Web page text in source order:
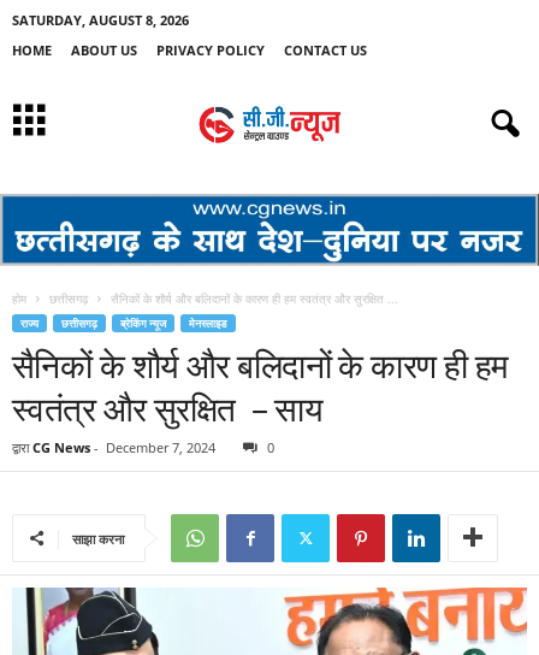
SATURDAY, AUGUST 8, 2026
HOME
ABOUT US PRIVACY POLICY CONTACT US
होम छत्तीसगढ़ सैनिकों के शौर्य और बलिदानों के कारण ही हम स्वतंत्र और सुरक्षित ...
राज्य छत्तीसगढ़ ब्रेकिंग न्यूज मेनस्लाइड
सैनिकों के शौर्य और बलिदानों के कारण ही हम
स्वतंत्र और सुरक्षित – साय
द्वारा CG News - December 7, 2024 0
साझा करना